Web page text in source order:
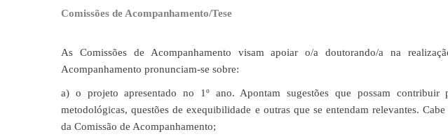
Comissões de Acompanhamento/Tese
As Comissões de Acompanhamento visam apoiar o/a doutorando/a na
Acompanhamento pronunciam-se sobre:
a) o projeto apresentado no 1º ano. Apontam sugestões que possam contribuir
metodológicas, questões de exequibilidade e outras que se entendam relevantes.
da Comissão de Acompanhamento;